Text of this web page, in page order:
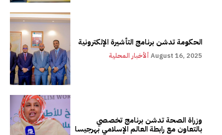
الحكومة تدشن برنامج التأشيرة الإلكترونية
ألأخبار المحلية August 16, 2025
وزراة الصحة تدشن برنامج تخصصي
بالتعاون مع رابطة العالم الإسلامي بهرجيسا